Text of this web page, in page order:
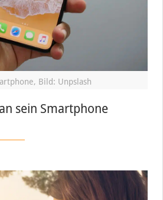
Bild: Unpslash
sein Smartphone